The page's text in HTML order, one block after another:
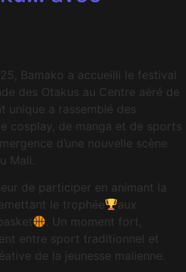
Bamako a accueilli le festival
des Otakus au Centre aéré de
unique a rassemblé des
cosplay, de manga et de sports
d’une nouvelle scène
Mali.
de participer en animant la
le trophée
aux
. Un moment fort,
entre sport traditionnel et
de la jeunesse malienne.